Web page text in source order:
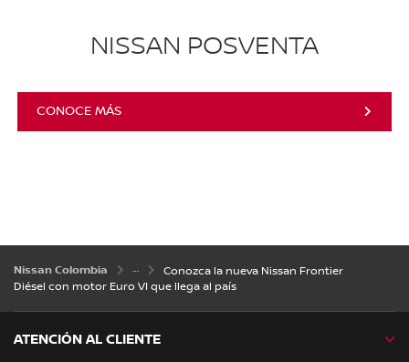
NISSAN POSVENTA
CONOCE MÁS
Nissan Colombia
Conozca la nueva Nissan Frontier
Diésel con motor Euro VI que llega al país
ATENCIÓN AL CLIENTE